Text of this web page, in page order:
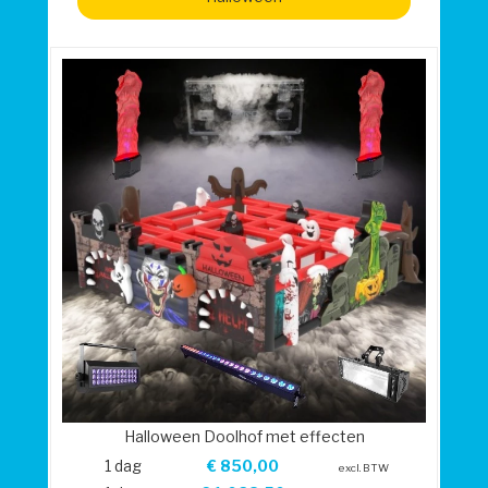
Halloween Doolhof met effecten
1 dag
€ 850,00 excl. BTW